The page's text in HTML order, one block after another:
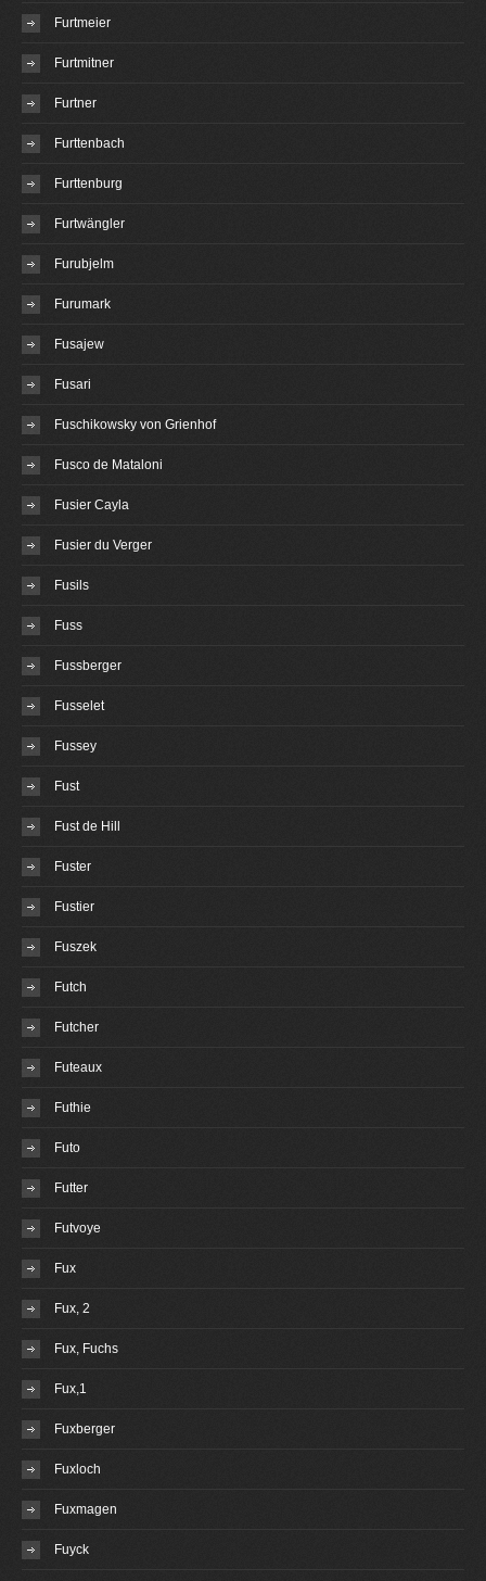
Furtmeier
Furtmitner
Furtner
Furttenbach
Furttenburg
Furtwängler
Furubjelm
Furumark
Fusajew
Fusari
Fuschikowsky von Grienhof
Fusco de Mataloni
Fusier Cayla
Fusier du Verger
Fusils
Fuss
Fussberger
Fusselet
Fussey
Fust
Fust de Hill
Fuster
Fustier
Fuszek
Futch
Futcher
Futeaux
Futhie
Futo
Futter
Futvoye
Fux
Fux, 2
Fux, Fuchs
Fux,1
Fuxberger
Fuxloch
Fuxmagen
Fuyck